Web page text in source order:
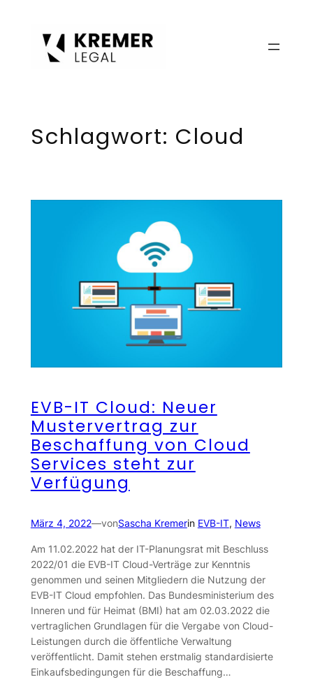
Schlagwort: Cloud
EVB-IT Cloud: Neuer
Mustervertrag zur
Beschaffung von Cloud
Services steht zur
Verfügung
März 4, 2022—vonSascha Kremerin EVB-IT, News
Am 11.02.2022 hat der IT-Planungsrat mit Beschluss
2022/01 die EVB-IT Cloud-Verträge zur Kenntnis
genommen und seinen Mitgliedern die Nutzung der
EVB-IT Cloud empfohlen. Das Bundesministerium des
Inneren und für Heimat (BMI) hat am 02.03.2022 die
vertraglichen Grundlagen für die Vergabe von Cloud-
Leistungen durch die öffentliche Verwaltung
veröffentlicht. Damit stehen erstmalig standardisierte
Einkaufsbedingungen für die Beschaffung…